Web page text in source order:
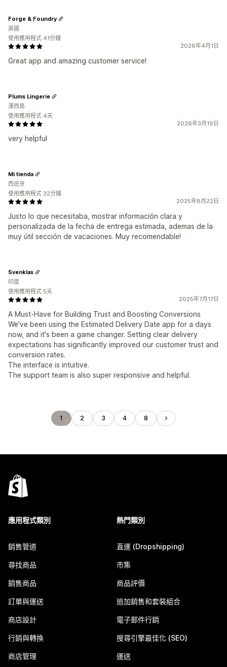
2026年4月1日
Great app and amazing customer service!
Forge & Foundry
英國
使用應用程式 41分鐘
2026年3月19日
very helpful
Plums Lingerie
澤西島
使用應用程式 4天
2025年8月22日
Justo lo que necesitaba, mostrar información clara y
personalizada de la fecha de entrega estimada, ademas de la
muy útil sección de vacaciones. Muy recomendable!
Mi tienda
西班牙
使用應用程式 32分鐘
2025年7月17日
A Must-Have for Building Trust and Boosting Conversions
We've been using the Estimated Delivery Date app for a days
now, and it's been a game changer. Setting clear delivery
expectations has significantly improved our customer trust and
conversion rates.
The interface is intuitive.
The support team is also super responsive and helpful.
Svenklas
印度
使用應用程式 5天
1 2 3 4 8
應用程式類別
銷售管道
尋找商品
銷售商品
訂單與運送
商店設計
行銷與轉換
商店管理
熱門類別
直運 (Dropshipping)
市集
商品評價
追加銷售和套裝組合
電子郵件行銷
搜尋引擎最佳化 (SEO)
運送